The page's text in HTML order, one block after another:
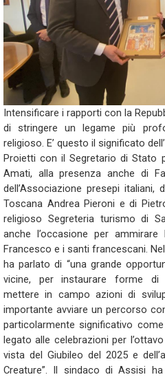
Intensificare i rapporti con la
di stringere un legame più
religioso. E’ questo il significato
Proietti con il Segretario di Stato
Amati, alla presenza anche di
dell’Associazione presepi italiani,
Toscana Andrea Pieroni e di
religioso Segreteria turismo di
anche l’occasione per
Francesco e i santi francescani.
ha parlato di “una grande
vicine, per instaurare forme di
mettere in campo azioni di
importante avviare un percorso
particolarmente significativo
legato alle celebrazioni per
vista del Giubileo del 2025 e
Creature”. Il sindaco di Assisi